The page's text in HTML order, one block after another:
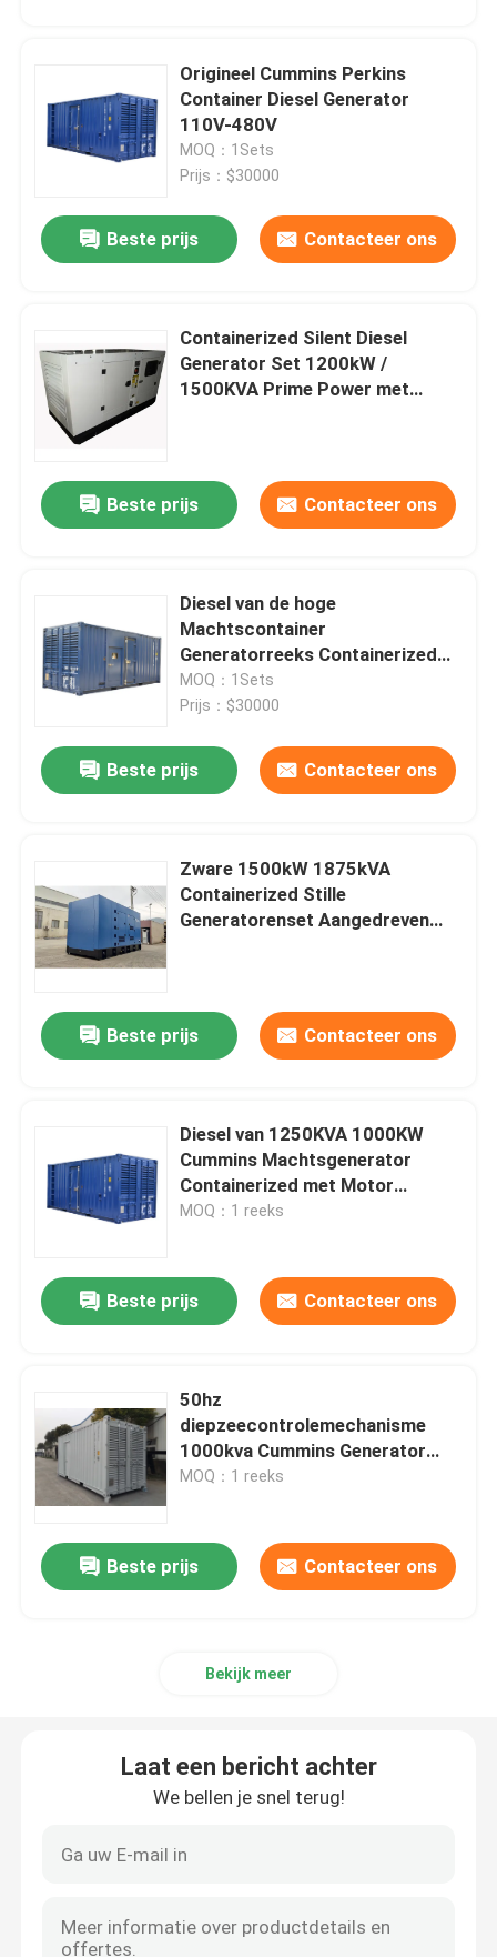
Huis
Video's
Fabrieksreis
Cummins-Diesel Generators
Fawde Diesel Generator
Origineel Cummins Perkins
Container Diesel Generator
110V-480V
MOQ：1Sets
Prijs：$30000
Beste prijs Contacteer ons
Containerized Silent Diesel
Generator Set 1200kW /
1500KVA Prime Power met
Beste prijs Contacteer ons
Diesel van de hoge
Machtscontainer
Generatorreeks Containerized
Genset 1200kw
MOQ：1Sets
Prijs：$30000
Beste prijs Contacteer ons
Zware 1500kW 1875kVA
Containerized Stille
Generatorenset Aangedreven
Beste prijs Contacteer ons
Diesel van 1250KVA 1000KW
Cummins Machtsgenerator
Containerized met Motor
KTA38-G9
MOQ：1 reeks
Beste prijs Contacteer ons
50hz
diepzeecontrolemechanisme
1000kva Cummins Generator
Containerized Genset
MOQ：1 reeks
Beste prijs Contacteer ons
Bekijk meer
Laat een bericht achter
We bellen je snel terug!